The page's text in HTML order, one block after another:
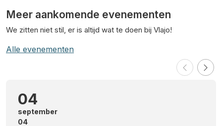
Meer aankomende evenementen
We zitten niet stil, er is altijd wat te doen bij Vlajo!
Alle evenementen
04
september
04